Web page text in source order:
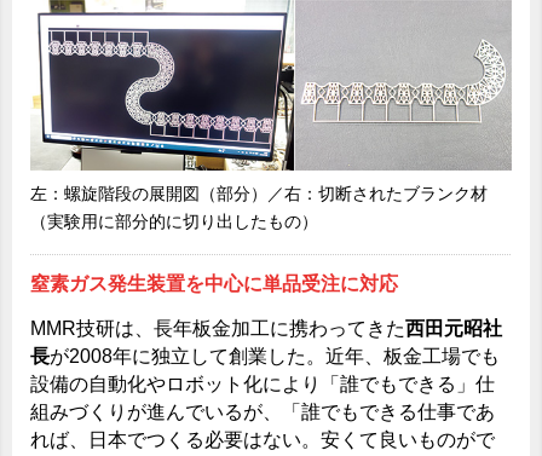
左：螺旋階段の展開図（部分）／右：切断されたブランク材
（実験用に部分的に切り出したもの）
窒素ガス発生装置を中心に単品受注に対応
MMR技研は、長年板金加工に携わってきた西田元昭社
長が2008年に独立して創業した。近年、板金工場でも
設備の自動化やロボット化により「誰でもできる」仕
組みづくりが進んでいるが、「誰でもできる仕事であ
れば、日本でつくる必要はない。安くて良いものがで